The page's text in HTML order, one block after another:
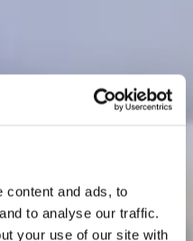
content and ads, to
to analyse our traffic.
your use of our site with